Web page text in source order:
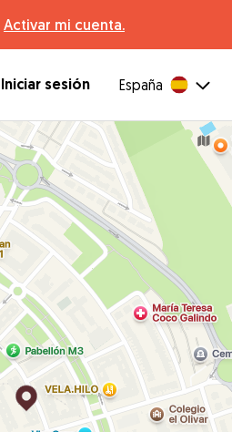
Activar mi cuenta.
Iniciar sesión España